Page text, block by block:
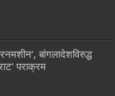
बांगलादेशविरुद्ध
पराक्रम